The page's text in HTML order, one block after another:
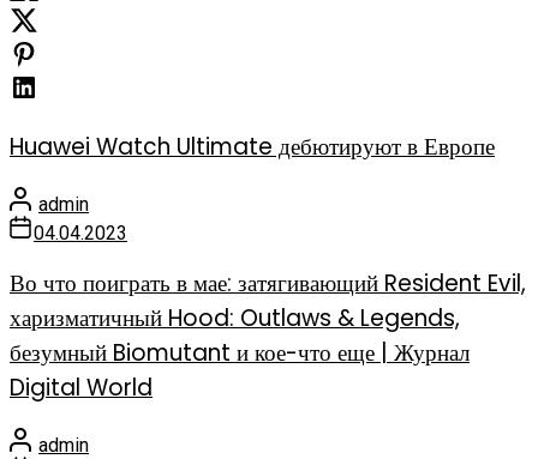
Huawei Watch Ultimate дебютируют в Европе
admin
04.04.2023
Во что поиграть в мае: затягивающий Resident Evil,
харизматичный Hood: Outlaws & Legends,
безумный Biomutant и кое-что еще | Журнал
Digital World
admin